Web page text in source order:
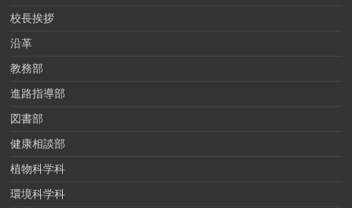
校長挨拶
沿革
教務部
進路指導部
図書部
健康相談部
植物科学科
環境科学科